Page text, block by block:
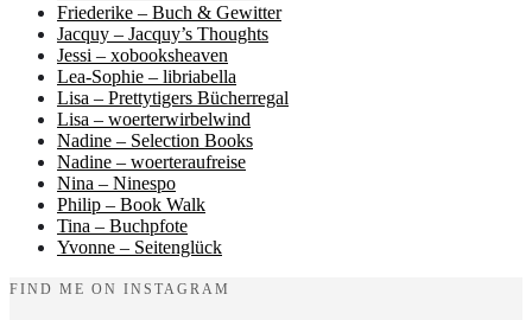
Friederike – Buch & Gewitter
Jacquy – Jacquy’s Thoughts
Jessi – xobooksheaven
Lea-Sophie – libriabella
Lisa – Prettytigers Bücherregal
Lisa – woerterwirbelwind
Nadine – Selection Books
Nadine – woerteraufreise
Nina – Ninespo
Philip – Book Walk
Tina – Buchpfote
Yvonne – Seitenglück
FIND ME ON INSTAGRAM